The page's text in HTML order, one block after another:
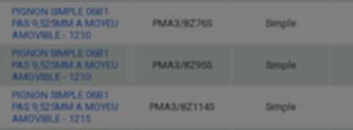
PIGNON SIMPLE 06B1
PAS 9,525MM A MOYEU
AMOVIBLE - 1210
PMA3/8Z76S Simple
PIGNON SIMPLE 06B1
PAS 9,525MM A MOYEU
AMOVIBLE - 1210
PMA3/8Z95S Simple
PIGNON SIMPLE 06B1
PAS 9,525MM A MOYEU
AMOVIBLE - 1215
PMA3/8Z114S Simple